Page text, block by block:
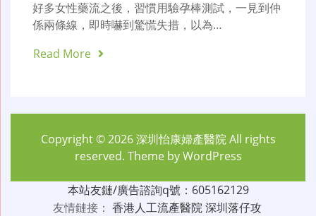
好多女性藥流之後，習慣用驗孕棒測試，一見到仲
係兩條線，即時嚇到驚慌失措，以為…
Read More
Copyright © 2026深圳怡康婦產醫院All rights
reserved. Theme byWordPress
本站友鏈/廣告諮詢q號：605162129
友情鏈接： 香港人工流產醫院深圳落仔攻